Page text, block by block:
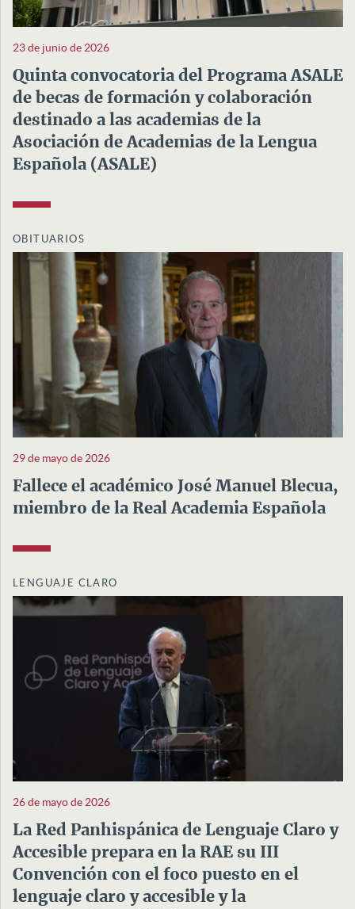
23 de junio de 2026
Quinta convocatoria del Programa ASALE
de becas de formación y colaboración
destinado a las academias de la
Asociación de Academias de la Lengua
Española (ASALE)
OBITUARIOS
29 de mayo de 2026
Fallece el académico José Manuel Blecua,
miembro de la Real Academia Española
LENGUAJE CLARO
26 de mayo de 2026
La Red Panhispánica de Lenguaje Claro y
Accesible prepara en la RAE su III
Convención con el foco puesto en el
lenguaje claro y accesible y la